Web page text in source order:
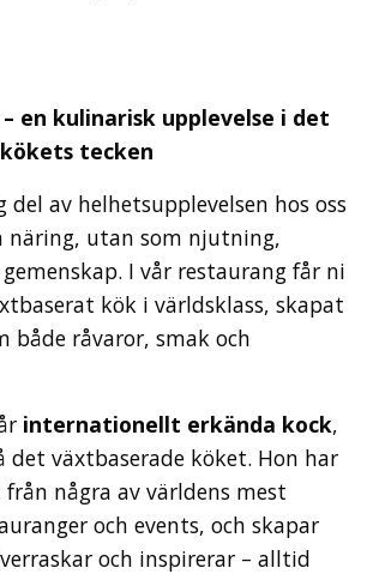
en kulinarisk upplevelse i det
tecken
av helhetsupplevelsen hos oss
näring, utan som njutning,
I vår restaurang får ni
kök i världsklass, skapat
både råvaror, smak och
internationellt erkända kock,
det växtbaserade köket. Hon har
några av världens mest
och events, och skapar
och inspirerar – alltid